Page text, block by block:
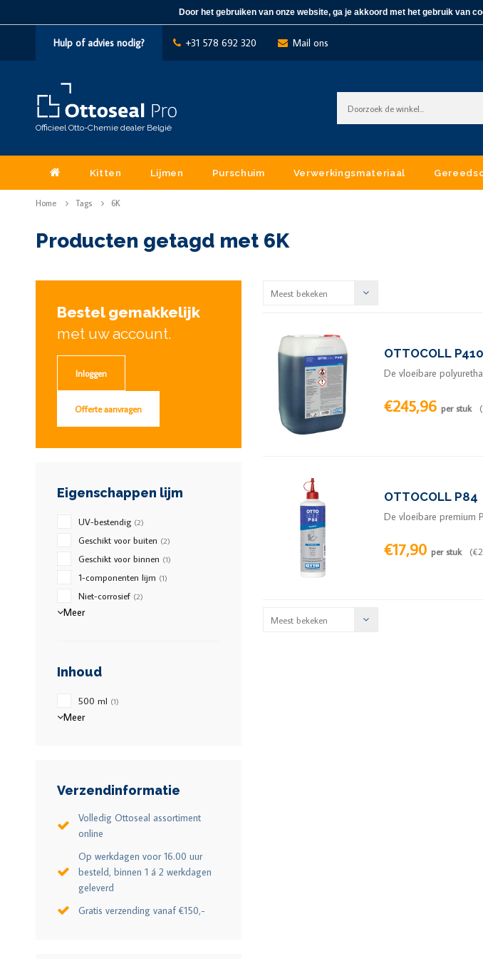
Hulp of advies nodig? +31 578 692 320 Mail ons
Officieel Otto-Chemie dealer België
Kitten Lijmen Purschuim Verwerkingsmateriaal
Home Tags 6K
Producten getagd met 6K
Bestel gemakkelijk
met uw account.
Inloggen
Offerte aanvragen
Eigenschappen lijm
UV-bestendig (2)
Geschikt voor buiten (2)
Geschikt voor binnen (1)
1-componenten lijm (1)
Niet-corrosief (2)
Meer
Inhoud
500 ml (1)
Meer
Verzendinformatie
Volledig Ottoseal assortiment
online
Op werkdagen voor 16.00 uur
besteld, binnen 1 á 2 werkdagen
geleverd
Gratis verzending vanaf €150,-
Meest bekeken
OTTOCOLL P410
De vloeibare
€245,96 per stuk
OTTOCOLL P84
De vloeibare premium
€17,90 per stuk
Meest bekeken
Door het gebruiken van onze website, ga je akkoord met het gebruik van